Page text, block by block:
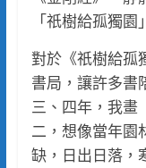
「祇樹給孤獨園
對於《祇樹給孤
書局，讓許多書
三、四年，我畫
二，想像當年園
缺，日出日落，